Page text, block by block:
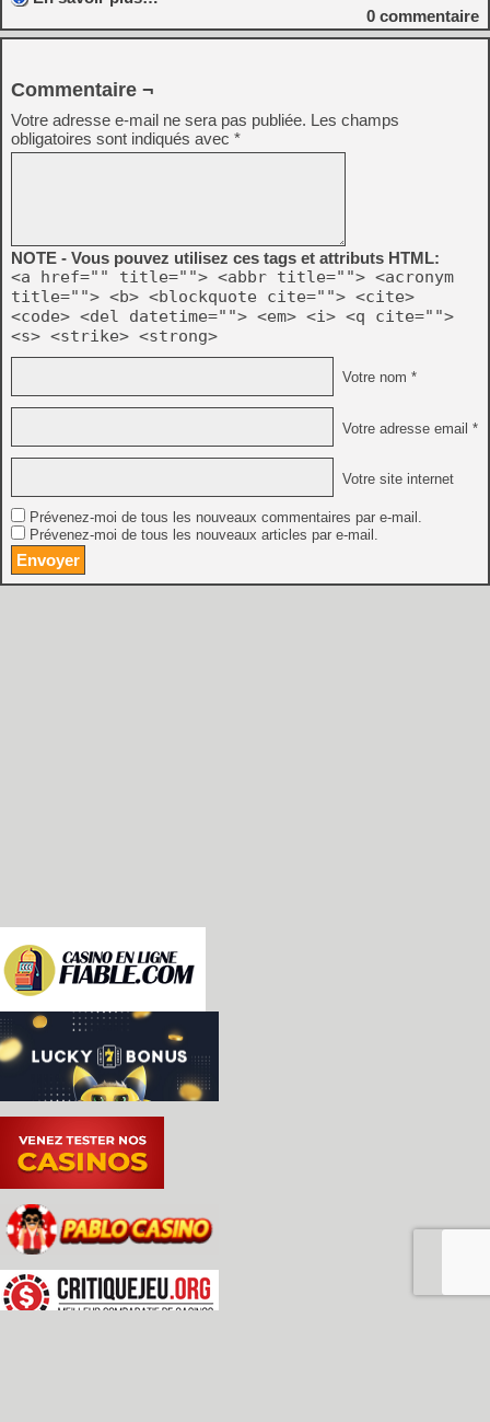
0 commentaire
Commentaire ¬
Votre adresse e-mail ne sera pas publiée. Les champs
obligatoires sont indiqués avec *
NOTE - Vous pouvez utilisez ces tags et attributs HTML:
<a href="" title=""> <abbr title=""> <acronym
title=""> <b> <blockquote cite=""> <cite>
<code> <del datetime=""> <em> <i> <q cite="">
<s> <strike> <strong>
Votre nom *
Votre adresse email *
Votre site internet
Prévenez-moi de tous les nouveaux commentaires par e-mail.
Prévenez-moi de tous les nouveaux articles par e-mail.